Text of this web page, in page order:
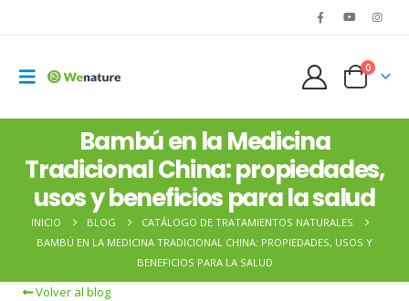
0
Bambú en la Medicina
Tradicional China: propiedades,
usos y beneficios para la salud
INICIO BLOG
CATÁLOGO DE TRATAMIENTOS NATURALES
BAMBÚ EN LA MEDICINA TRADICIONAL CHINA: PROPIEDADES, USOS Y
BENEFICIOS PARA LA SALUD
Volver al blog